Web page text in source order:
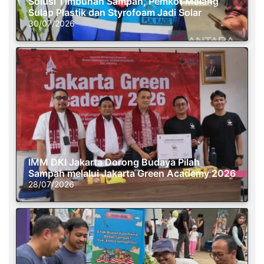
Sulap Plastik dan Styrofoam Jadi Solar
30/07/2026
IMM DKI Jakarta Dorong Budaya Pilah
Sampah melalui Jakarta Green Academy 2026
28/07/2026